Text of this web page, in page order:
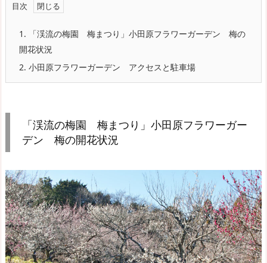
目次
1. 「渓流の梅園 梅まつり」小田原フラワーガーデン 梅の
開花状況
2. 小田原フラワーガーデン アクセスと駐車場
「渓流の梅園 梅まつり」小田原フラワーガー
デン 梅の開花状況